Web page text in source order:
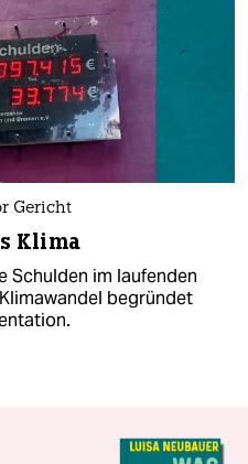
Gericht
Klima
Schulden im laufenden
begründet